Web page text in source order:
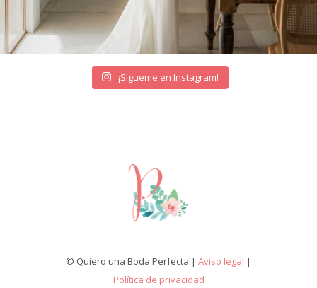
¡Sígueme en Instagram!
© Quiero una Boda Perfecta | Aviso legal |
Política de privacidad